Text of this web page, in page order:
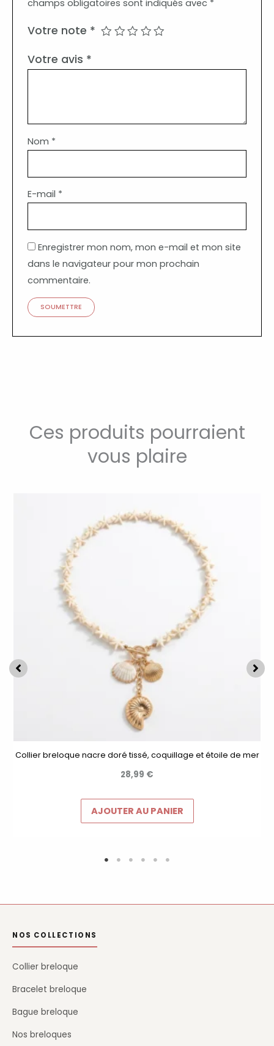
champs obligatoires sont indiqués avec *
Votre note *
Votre avis *
Nom *
E-mail *
Enregistrer mon nom, mon e-mail et mon site
dans le navigateur pour mon prochain
commentaire.
Ces produits pourraient
vous plaire
Collier breloque nacre doré tissé, coquillage et étoile de mer
28,99 €
AJOUTER AU PANIER
NOS COLLECTIONS
Collier breloque
Bracelet breloque
Bague breloque
Nos breloques